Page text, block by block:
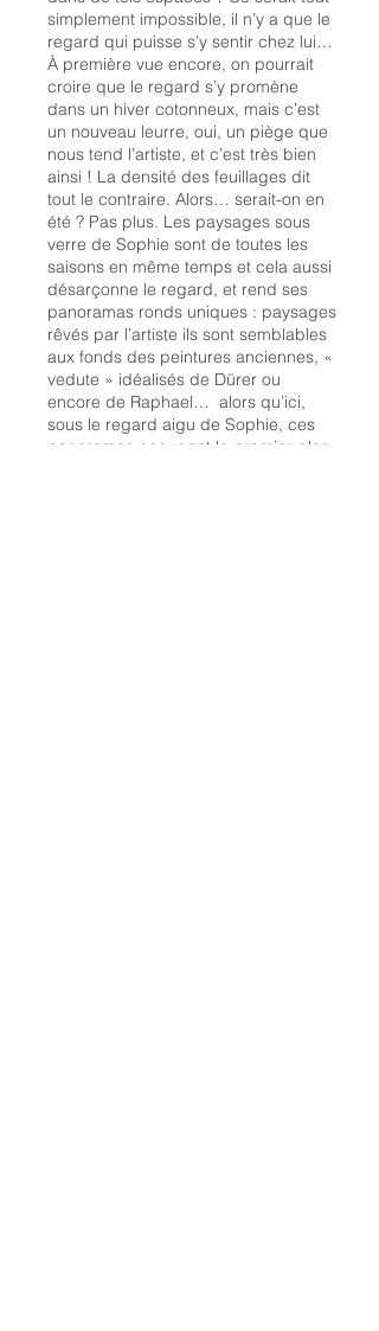
simplement impossible, il n’y a que le
regard qui puisse s’y sentir chez lui…
À première vue encore, on pourrait
croire que le regard s’y promène
dans un hiver cotonneux, mais c’est
un nouveau leurre, oui, un piège que
nous tend l’artiste, et c’est très bien
ainsi ! La densité des feuillages dit
tout le contraire. Alors… serait-on en
été ? Pas plus. Les paysages sous
verre de Sophie sont de toutes les
saisons en même temps et cela aussi
désarçonne le regard, et rend ses
panoramas ronds uniques : paysages
rêvés par l’artiste ils sont semblables
aux fonds des peintures anciennes, «
vedute » idéalisés de Dürer ou
encore de Raphael… alors qu’ici,
sous le regard aigu de Sophie, ces
panoramas occupent le premier plan,